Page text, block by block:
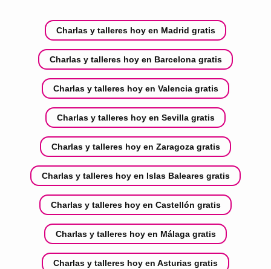
Charlas y talleres hoy en Madrid gratis
Charlas y talleres hoy en Barcelona gratis
Charlas y talleres hoy en Valencia gratis
Charlas y talleres hoy en Sevilla gratis
Charlas y talleres hoy en Zaragoza gratis
Charlas y talleres hoy en Islas Baleares gratis
Charlas y talleres hoy en Castellón gratis
Charlas y talleres hoy en Málaga gratis
Charlas y talleres hoy en Asturias gratis